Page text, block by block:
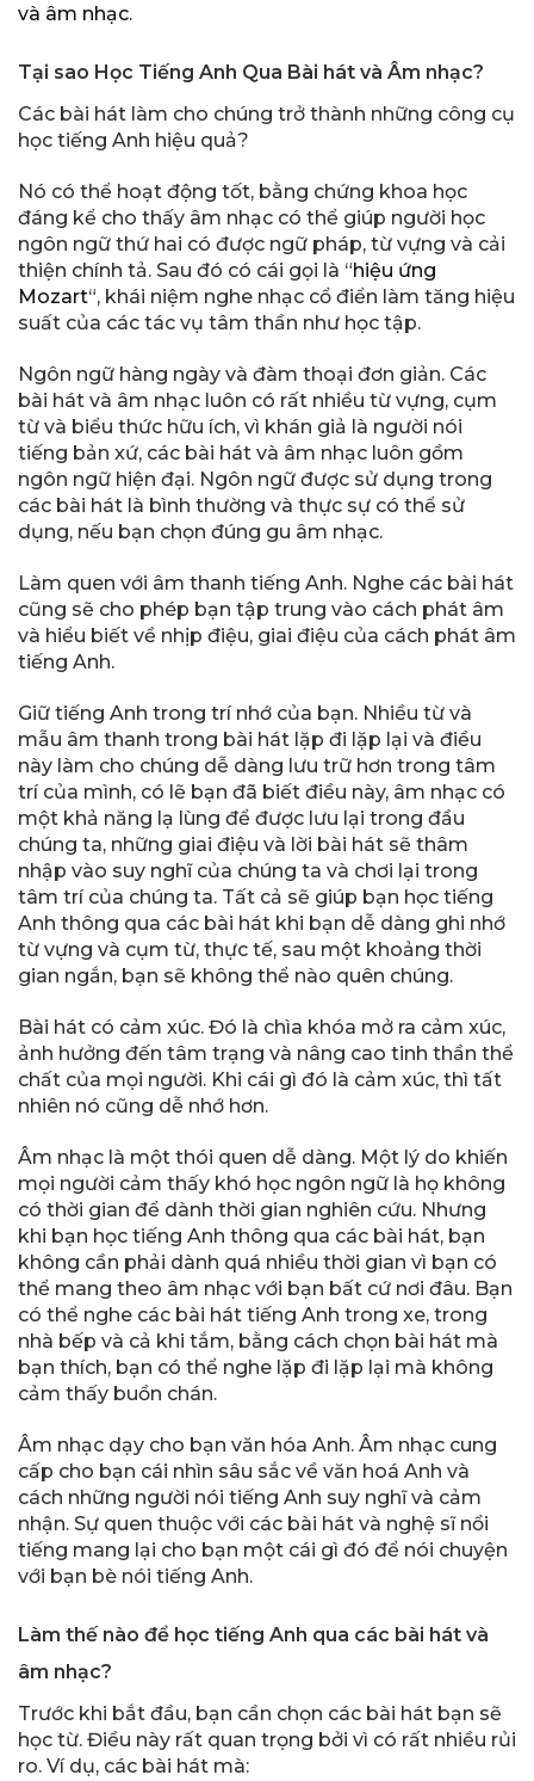
và âm nhạc.
Tại sao Học Tiếng Anh Qua Bài hát và Âm nhạc?
Các bài hát làm cho chúng trở thành những công cụ
học tiếng Anh hiệu quả?
Nó có thể hoạt động tốt, bằng chứng khoa học
đáng kể cho thấy âm nhạc có thể giúp người học
ngôn ngữ thứ hai có được ngữ pháp, từ vựng và cải
thiện chính tả. Sau đó có cái gọi là “hiệu ứng
Mozart“, khái niệm nghe nhạc cổ điển làm tăng hiệu
suất của các tác vụ tâm thần như học tập.
Ngôn ngữ hàng ngày và đàm thoại đơn giản. Các
bài hát và âm nhạc luôn có rất nhiều từ vựng, cụm
từ và biểu thức hữu ích, vì khán giả ​​là người nói
tiếng bản xứ, các bài hát và âm nhạc luôn gồm
ngôn ngữ hiện đại. Ngôn ngữ được sử dụng trong
các bài hát là bình thường và thực sự có thể sử
dụng, nếu bạn chọn đúng gu âm nhạc.
Làm quen với âm thanh tiếng Anh. Nghe các bài hát
cũng sẽ cho phép bạn tập trung vào cách phát âm
và hiểu biết về nhịp điệu, giai điệu của cách phát âm
tiếng Anh.
Giữ tiếng Anh trong trí nhớ của bạn. Nhiều từ và
mẫu âm thanh trong bài hát lặp đi lặp lại và điều
này làm cho chúng dễ dàng lưu trữ hơn trong tâm
trí của mình, có lẽ bạn đã biết điều này, âm nhạc có
một khả năng lạ lùng để được lưu lại trong đầu
chúng ta, những giai điệu và lời bài hát sẽ thâm
nhập vào suy nghĩ của chúng ta và chơi lại trong
tâm trí của chúng ta. Tất cả sẽ giúp bạn học tiếng
Anh thông qua các bài hát khi bạn dễ dàng ghi nhớ
từ vựng và cụm từ, thực tế, sau một khoảng thời
gian ngắn, bạn sẽ không thể nào quên chúng.
Bài hát có cảm xúc. Đó là chìa khóa mở ra cảm xúc,
ảnh hưởng đến tâm trạng và nâng cao tinh thần thể
chất của mọi người. Khi cái gì đó là cảm xúc, thì tất
nhiên nó cũng dễ nhớ hơn.
Âm nhạc là một thói quen dễ dàng. Một lý do khiến
mọi người cảm thấy khó học ngôn ngữ là họ không
có thời gian để dành thời gian nghiên cứu. Nhưng
khi bạn học tiếng Anh thông qua các bài hát, bạn
không cần phải dành quá nhiều thời gian vì bạn có
thể mang theo âm nhạc với bạn bất cứ nơi đâu. Bạn
có thể nghe các bài hát tiếng Anh trong xe, trong
nhà bếp và cả khi tắm, bằng cách chọn bài hát mà
bạn thích, bạn có thể nghe lặp đi lặp lại mà không
cảm thấy buồn chán.
Âm nhạc dạy cho bạn văn hóa Anh. Âm nhạc cung
cấp cho bạn cái nhìn sâu sắc về văn hoá Anh và
cách những người nói tiếng Anh suy nghĩ và cảm
nhận. Sự quen thuộc với các bài hát và nghệ sĩ nổi
tiếng mang lại cho bạn một cái gì đó để nói chuyện
với bạn bè nói tiếng Anh.
Làm thế nào để học tiếng Anh qua các bài hát và
âm nhạc?
Trước khi bắt đầu, bạn cần chọn các bài hát bạn sẽ
học từ. Điều này rất quan trọng bởi vì có rất nhiều rủi
ro. Ví dụ, các bài hát mà: